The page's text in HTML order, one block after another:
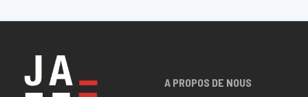
A PROPOS DE NOUS